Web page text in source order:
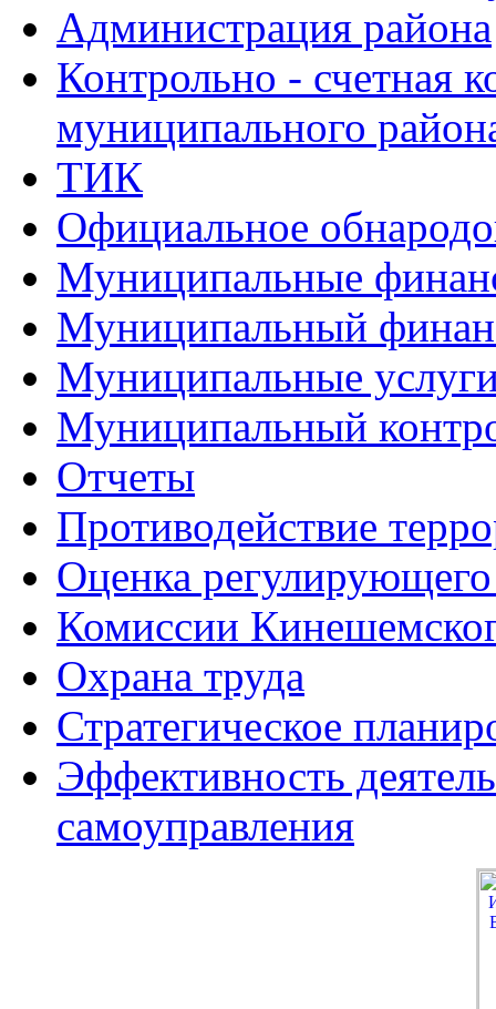
Администрация района
Контрольно - счетная
муниципального
ТИК
Официальное
Муниципальные
Муниципальный
Муниципальные
Муниципальный
Отчеты
Противодействие
Оценка
Комиссии
Охрана труда
Стратегическое
Эффективность
самоуправления